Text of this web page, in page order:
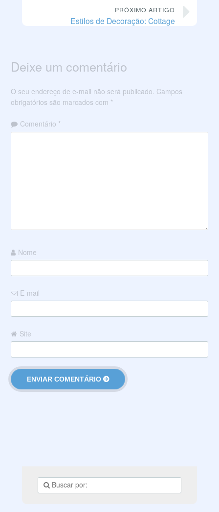
PRÓXIMO ARTIGO
Estilos de Decoração: Cottage
Deixe um comentário
O seu endereço de e-mail não será publicado. Campos
obrigatórios são marcados com *
Comentário *
Nome
E-mail
Site